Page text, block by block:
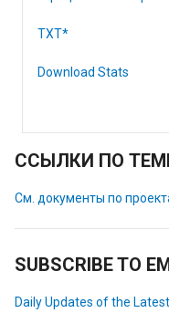
TXT*
Download Stats
ССЫЛКИ ПО
См. документы по
SUBSCRIBE TO
Daily Updates of the